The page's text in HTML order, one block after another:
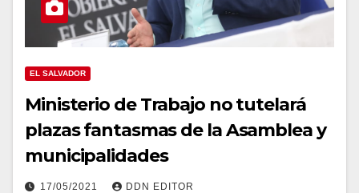
EL SALVADOR
Ministerio de Trabajo no tutelará
plazas fantasmas de la Asamblea y
municipalidades
17/05/2021 DDN EDITOR